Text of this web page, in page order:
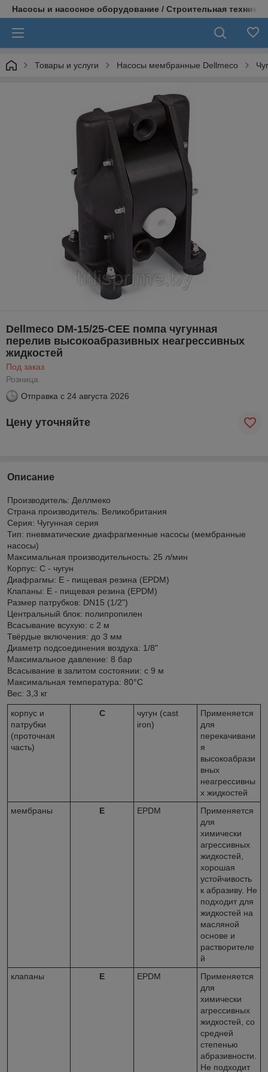
Насосы и насосное оборудование / Строительная техника
Товары и услуги Насосы мембранные Dellmeco
Dellmeco DM-15/25-CEE помпа чугунная
перелив высокоабразивных неагрессивных
жидкостей
Под заказ
Розница
Отправка с 24 августа 2026
Цену уточняйте
Описание
Производитель: Деллмеко
Страна производитель: Великобритания
Серия: Чугунная серия
Тип: пневматические диафрагменные насосы (мембранные
насосы)
Максимальная производительность: 25 л/мин
Корпус: C - чугун
Диафрагмы: E - пищевая резина (EPDM)
Клапаны: E - пищевая резина (EPDM)
Размер патрубков: DN15 (1/2")
Центральный блок: полипропилен
Всасывание всухую: с 2 м
Твёрдые включения: до 3 мм
Диаметр подсоединения воздуха: 1/8"
Максимальное давление: 8 бар
Всасывание в залитом состоянии: с 9 м
Максимальная температура: 80°С
Вес: 3,3 кг
корпус и
патрубки
(проточная
часть)
C
чугун (cast
iron)
Применяется
для
перекачивани
я
высокоабрази
вных
неагрессивны
х жидкостей
мембраны
E EPDM
Применяется
для
химически
агрессивных
жидкостей,
хорошая
устойчивость
к абразиву. Не
подходит для
жидкостей на
масляной
основе и
растворителе
й
клапаны
E EPDM
Применяется
для
химически
агрессивных
жидкостей, со
средней
степенью
абразивности.
Не подходит